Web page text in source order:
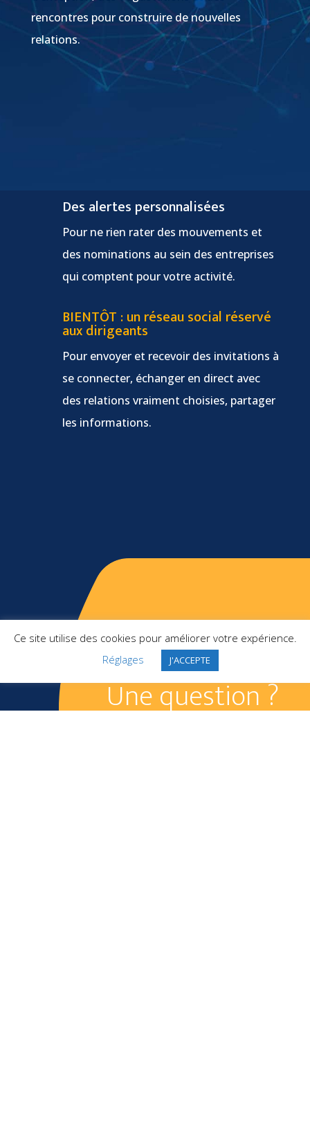
rencontres pour construire de nouvelles
relations.
Des alertes personnalisées
Pour ne rien rater des mouvements et
des nominations au sein des entreprises
qui comptent pour votre activité.
BIENTÔT : un réseau social réservé
aux dirigeants
Pour envoyer et recevoir des invitations à
se connecter, échanger en direct avec
des relations vraiment choisies, partager
les informations.
Une question ?
Ce site utilise des cookies pour améliorer votre expérience.
Réglages
J'ACCEPTE